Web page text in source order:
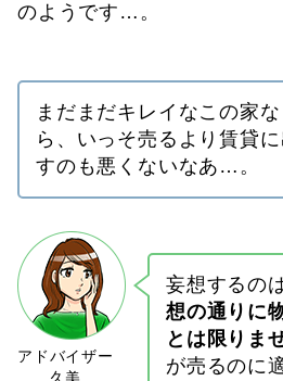
のようです…。
まだまだキレイなこの家な
ら、いっそ売るより賃貸に
すのも悪くないなあ…。
妄想するの
想の通りに
とは限りま
が売るのに